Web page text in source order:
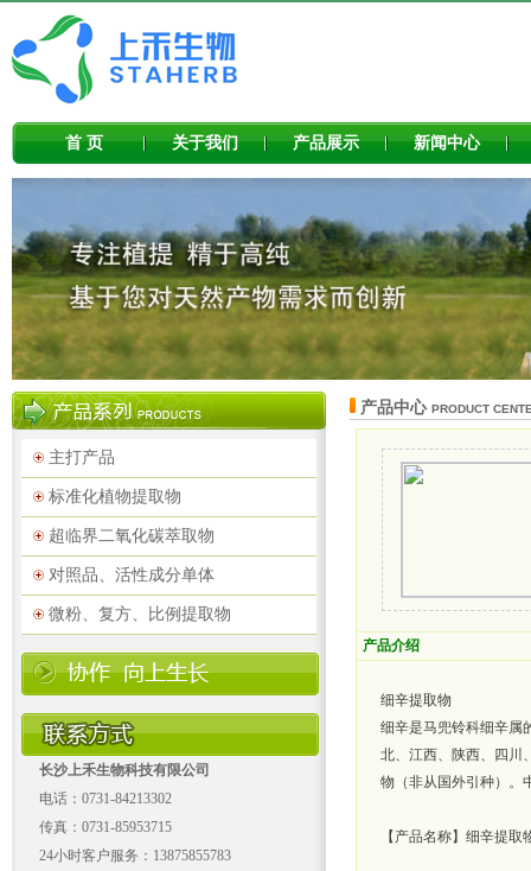
首 页 关于我们 产品展示 新闻中心
主打产品
标准化植物提取物
超临界二氧化碳萃取物
对照品、活性成分单体
微粉、复方、比例提取物
长沙上禾生物科技有限公司
电话：0731-84213302
传真：0731-85953715
24小时客户服务：13875855783
产品中心 PRODUCT
产品介绍
细辛提取物
细辛是马兜铃科细辛属
北、江西、陕西、四川
物（非从国外引种）。
【产品名称】细辛提取